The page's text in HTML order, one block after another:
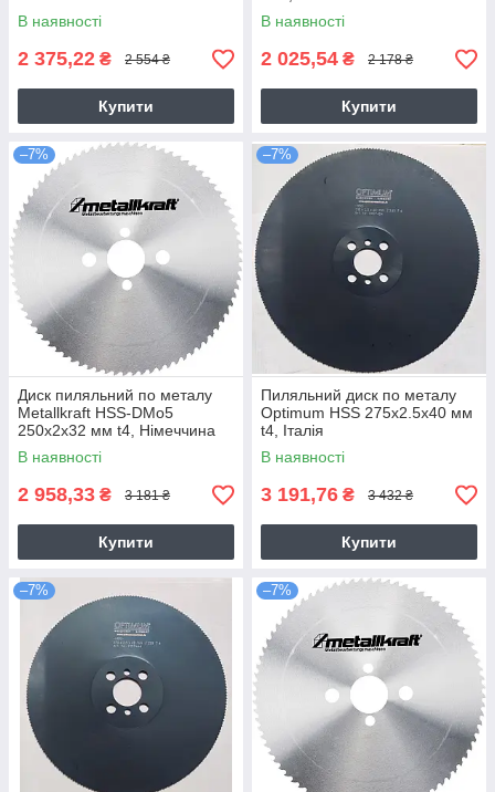
В наявності
2 375,22 ₴ 2 554 ₴
Купити
В наявності
2 025,54 ₴ 2 178 ₴
Купити
–7%
Диск пиляльний по металу
Metallkraft HSS-DMo5
250x2x32 мм t4, Німеччина
В наявності
2 958,33 ₴ 3 181 ₴
Купити
–7%
Пиляльний диск по металу
Optimum HSS 275x2.5x40 мм
t4, Італія
В наявності
3 191,76 ₴ 3 432 ₴
Купити
–7% –7%